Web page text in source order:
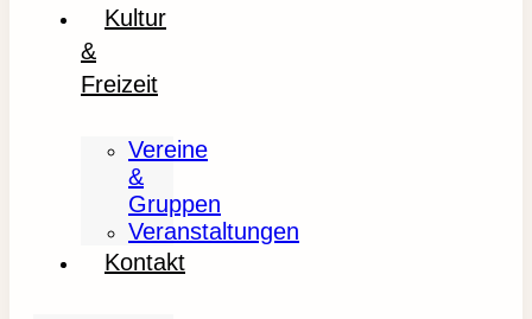
Kultur
&
Freizeit
Vereine
&
Gruppen
Veranstaltungen
Kontakt